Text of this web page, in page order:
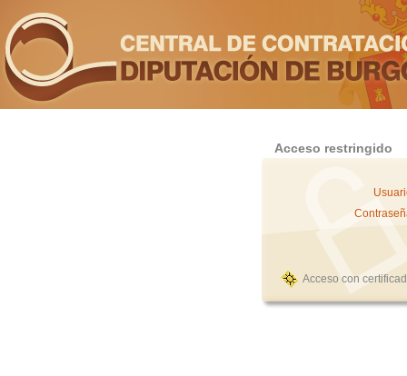
Acceso restringido
Acceso con